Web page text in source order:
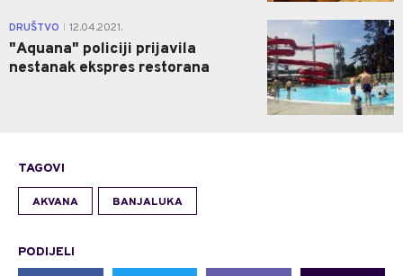
DRUŠTVO 12.04.2021.
"Aquana" policiji prijavila
nestanak ekspres restorana
1
TAGOVI
AKVANA BANJALUKA
PODIJELI